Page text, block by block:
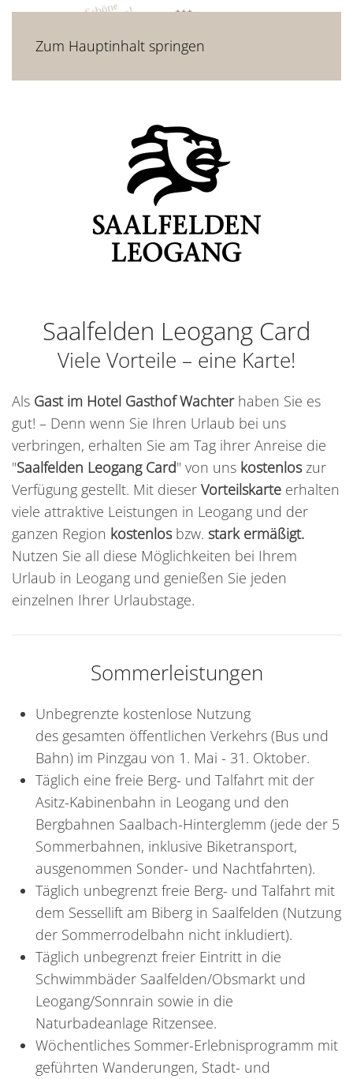
Zum Hauptinhalt springen
Saalfelden Leogang Card
Viele Vorteile – eine Karte!
Als Gast im Hotel Gasthof Wachterhaben Sie es
gut! – Denn wenn Sie Ihren Urlaub bei uns
verbringen, erhalten Sie am Tag ihrer Anreise die
"Saalfelden Leogang Card" von uns kostenloszur
Verfügung gestellt. Mit dieser Vorteilskarte erhalten
viele attraktive Leistungen in Leogang und der
ganzen Region kostenlosbzw. stark ermäßigt.
Nutzen Sie all diese Möglichkeiten bei Ihrem
Urlaub in Leogang und genießen Sie jeden
einzelnen Ihrer Urlaubstage.
Sommerleistungen
Unbegrenzte kostenlose Nutzung
des gesamten öffentlichen Verkehrs (Bus und
Bahn) im Pinzgau von 1. Mai - 31. Oktober.
Täglich eine freie Berg- und Talfahrt mit der
Asitz-Kabinenbahn in Leogang und den
Bergbahnen Saalbach-Hinterglemm (jede der 5
Sommerbahnen, inklusive Biketransport,
ausgenommen Sonder- und Nachtfahrten).
Täglich unbegrenzt freie Berg- und Talfahrt mit
dem Sessellift am Biberg in Saalfelden (Nutzung
der Sommerrodelbahn nicht inkludiert).
Täglich unbegrenzt freier Eintritt in die
Schwimmbäder Saalfelden/Obsmarkt und
Leogang/Sonnrain sowie in die
Naturbadeanlage Ritzensee.
Wöchentliches Sommer-Erlebnisprogramm mit
geführten Wanderungen, Stadt- und